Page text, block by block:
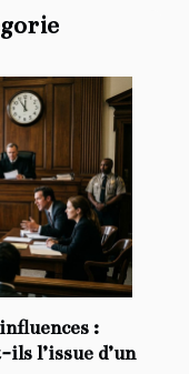
:
l’issue d’un